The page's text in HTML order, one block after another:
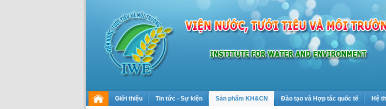
Giới thiệu Tin tức - Sự kiện Sản phẩm KH&CN Đào tạo và Hợp tác quốc tế Hệ